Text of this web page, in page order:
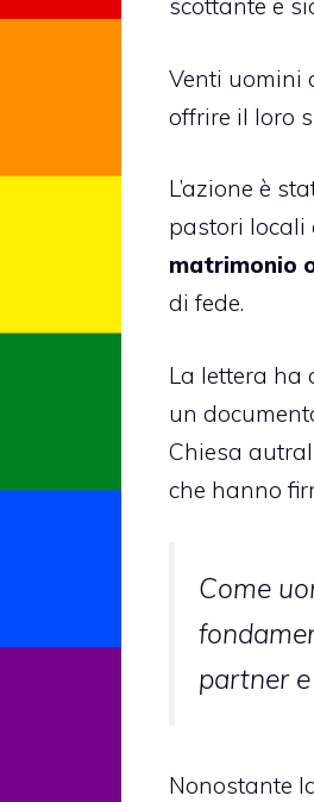
scottante e
Venti uomini
offrire il loro
L’azione è
pastori locali
matrimonio
di fede.
La lettera ha
un
Chiesa
che hanno
Come
partner
Nonostante